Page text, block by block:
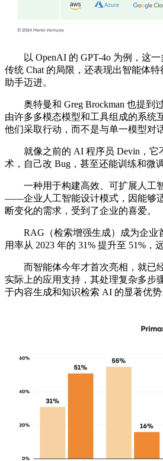
以 OpenAI 的 GPT-4o 为例，这一
传统 Chat 的局限，还表现出智能体
助手迈进。
奥特曼和 Greg Brockman 也提到
由许多多模态模型和工具组成的系统
他们采取行动，而不是与单一模型对话
就像之前的 AI 程序员 Devin，它
术，自己改 Bug，甚至还能训练和微
一种用于构建高效、可扩展人工
——企业人工智能设计模式，因能够
断变化的需求，受到了企业的喜爱。
RAG（检索增强生成）成为企业
用率从 2023 年的 31% 提升至 51%，
而智能体今年才首次亮相，就已经
实际上的应用支持，其处理复杂多步
于内容生成和知识检索 AI 的显著优势